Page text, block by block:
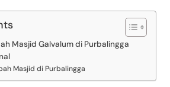
Masjid Galvalum di Purbalingga
Masjid di Purbalingga